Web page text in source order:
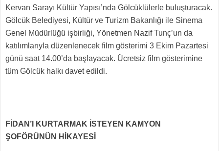
Kervan Sarayı Kültür Yapısı’nda Gölcüklülerle buluşturacak.
Gölcük Belediyesi, Kültür ve Turizm Bakanlığı ile Sinema
Genel Müdürlüğü işbirliği, Yönetmen Nazif Tunç’un da
katılımlarıyla düzenlenecek film gösterimi 3 Ekim Pazartesi
günü saat 14.00’da başlayacak. Ücretsiz film gösterimine
tüm Gölcük halkı davet edildi.
FİDAN’I KURTARMAK İSTEYEN KAMYON
ŞOFÖRÜNÜN HİKAYESİ